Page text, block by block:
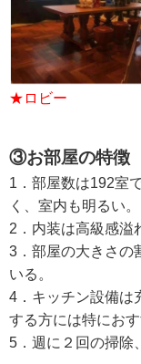
★ロ
③お部屋の特徴
1．部屋数は192室
く、室内も明るい。
2．内装は高級感溢
3．部屋の大きさの
いる。
4．キッチン設備は
する方には特におす
5．週に２回の掃除